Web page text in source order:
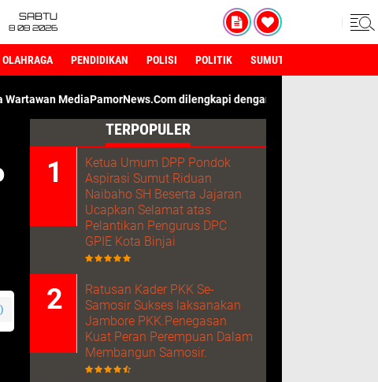
SABTU
8 08 2026
OLAHRAGA PENDIDIKAN POLISI POLITIK SUMUT
dilengkapi dengan ID Card Wartawan. Kami Adalah
)
TERPOPULER
Ketua Umum DPP Pondok
Aspirasi Sumut Riduan
Naibaho SH Beserta Jajaran
Ucapkan Selamat atas
Pelantikan Pengurus DPC
GPIE Kota Binjai
Ratusan Kader PKK Se-
Samosir Sukses laksanakan
Jambore PKK.Penegasan
Kuat Peran Perempuan Dalam
Membangun Samosir.